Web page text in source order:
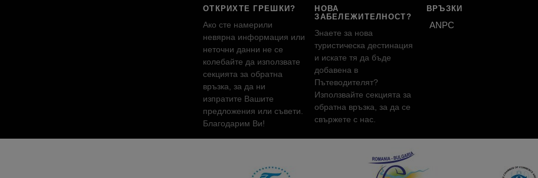
ОТКРИХТЕ ГРЕШКИ?
Ако сте намерили
невярна информация или
неточни данни не се
колебайте да използвате
секцията за обратна
връзка, за да ни
изпратите Вашите
предложения или съвети.
Благодарим Ви!
НОВА
ЗАБЕЛЕЖИТЕЛНОСТ?
Знаете за нова
туристическа дестинация
и искате тя да бъде
добавена в
Пътеводителят?
Използвайте секцията за
обратна връзка, за да се
свържете с нас.
ВРЪЗКИ
ANPC